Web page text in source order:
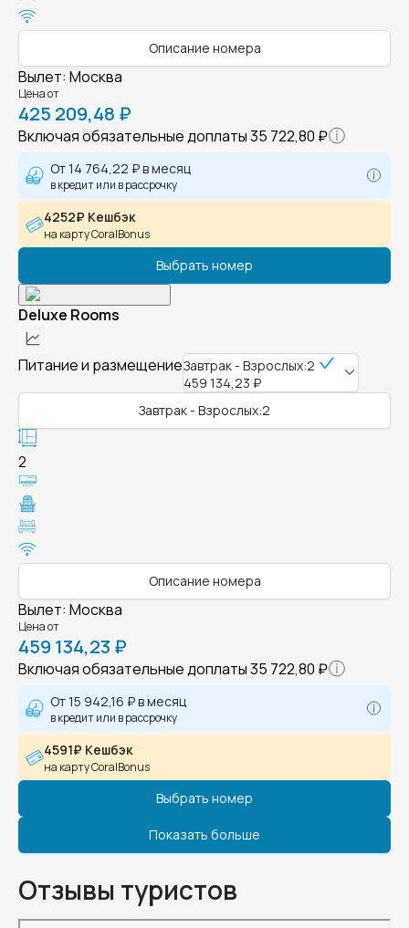
Описание номера
Вылет: Москва
Цена от
425 209,48 ₽
Включая обязательные доплаты35 722,80 ₽
От14 764,22 ₽в месяц
в кредит или в рассрочку
4252₽ Кешбэк
на карту CoralBonus
Выбрать номер
Deluxe Rooms
Питание и размещениеЗавтрак - Взрослых:2
459 134,23 ₽
Завтрак - Взрослых:2
2
Описание номера
Вылет: Москва
Цена от
459 134,23 ₽
Включая обязательные доплаты35 722,80 ₽
От15 942,16 ₽в месяц
в кредит или в рассрочку
4591₽ Кешбэк
на карту CoralBonus
Выбрать номер
Показать больше
Отзывы туристов